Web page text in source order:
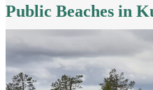
Public Beaches in